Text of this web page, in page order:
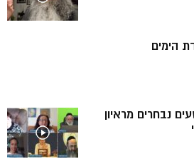
הימים
נבחרים מראיון